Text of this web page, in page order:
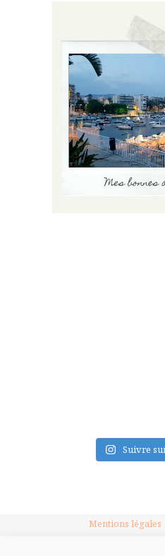
Suivre
Mentions légales